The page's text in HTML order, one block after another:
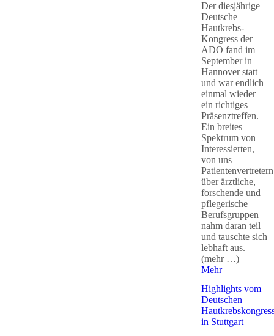
Der diesjährige
Deutsche
Hautkrebs-
Kongress der
ADO fand im
September in
Hannover statt
und war endlich
einmal wieder
ein richtiges
Präsenztreffen.
Ein breites
Spektrum von
Interessierten,
von uns
Patientenvertretern
über ärztliche,
forschende und
pflegerische
Berufsgruppen
nahm daran teil
und tauschte sich
lebhaft aus.
(mehr …)
Mehr
Highlights vom
Deutschen
in Stuttgart